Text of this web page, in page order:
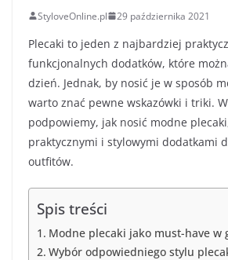
StyloveOnline.pl 29 października 2021
Plecaki to jeden z najbardziej
funkcjonalnych dodatków, które
dzień. Jednak, by nosić je w sposób
warto znać pewne wskazówki i triki.
podpowiemy, jak nosić modne
praktycznymi i stylowymi dodatkami
outfitów.
Spis treści
Modne plecaki jako must-have w
Wybór odpowiedniego stylu